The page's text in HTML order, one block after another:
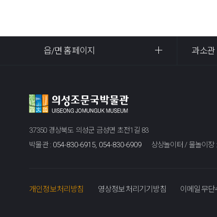
읍/면 홈페이지 과소
37350 경상북도 의성군 금성면 초전1길 83
박물관 : 054-830-6915, 054-830-6909 상상놀이터 / 물놀이장
개인정보처리방침 영상정보처리기기방침 이메일무단